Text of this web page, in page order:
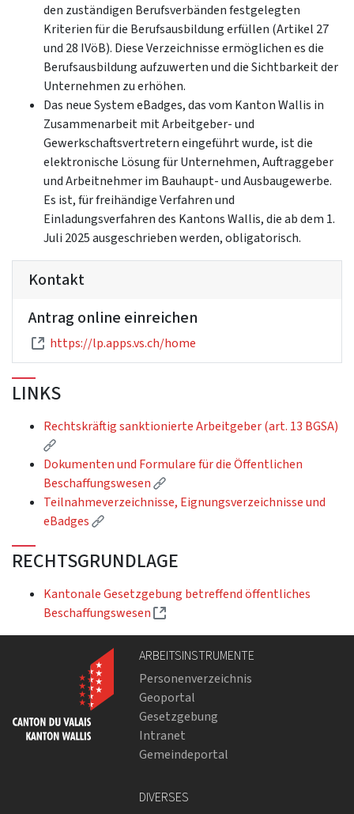
den zuständigen Berufsverbänden festgelegten
Kriterien für die Berufsausbildung erfüllen (Artikel 27
und 28 IVöB). Diese Verzeichnisse ermöglichen es die
Berufsausbildung aufzuwerten und die Sichtbarkeit der
Unternehmen zu erhöhen.
Das neue System eBadges, das vom Kanton Wallis in
Zusammenarbeit mit Arbeitgeber- und
Gewerkschaftsvertretern eingeführt wurde, ist die
elektronische Lösung für Unternehmen, Auftraggeber
und Arbeitnehmer im Bauhaupt- und Ausbaugewerbe.
Es ist, für freihändige Verfahren und
Einladungsverfahren des Kantons Wallis, die ab dem 1.
Juli 2025 ausgeschrieben werden, obligatorisch.
Kontakt
Antrag online einreichen
https://lp.apps.vs.ch/home
LINKS
Rechtskräftig sanktionierte Arbeitgeber (art. 13 BGSA)
(Externer Link)
Dokumenten und Formulare für die Öffentlichen
Beschaffungswesen
(Externer Link)
Teilnahmeverzeichnisse, Eignungsverzeichnisse und
eBadges
(Externer Link)
RECHTSGRUNDLAGE
Kantonale Gesetzgebung betreffend öffentliches
Beschaffungswesen
(Externer Link)
ARBEITSINSTRUMENTE
Personenverzeichnis
Geoportal
Gesetzgebung
Intranet
Gemeindeportal
DIVERSES